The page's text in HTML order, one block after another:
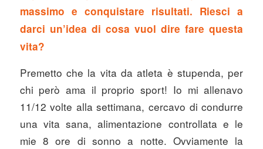
massimo e conquistare risultati. Riesci a
darci un’idea di cosa vuol dire fare questa
vita?
Premetto che la vita da atleta è stupenda, per
chi però ama il proprio sport! Io mi allenavo
11/12 volte alla settimana, cercavo di condurre
una vita sana, alimentazione controllata e le
mie 8 ore di sonno a notte. Ovviamente la